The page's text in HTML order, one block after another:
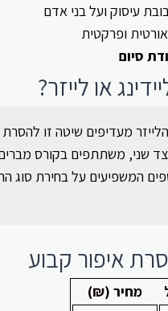
עיסוק ועל בני אדם
ופרקטית
סיום
או לייזר?
מעדיפים שיטה זו
שני, משתתפים בקורס מברים
המשפיעים על בחירת
איפור קבוע
מחיר (₪)